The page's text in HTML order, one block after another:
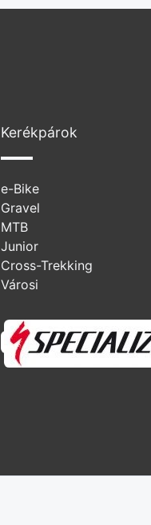
Kerékpárok
e-Bike
Gravel
MTB
Junior
Cross-Trekking
Városi